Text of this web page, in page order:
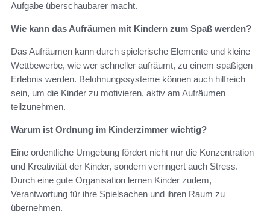
Aufgabe überschaubarer macht.
Wie kann das Aufräumen mit Kindern zum Spaß werden?
Das Aufräumen kann durch spielerische Elemente und kleine
Wettbewerbe, wie wer schneller aufräumt, zu einem spaßigen
Erlebnis werden. Belohnungssysteme können auch hilfreich
sein, um die Kinder zu motivieren, aktiv am Aufräumen
teilzunehmen.
Warum ist Ordnung im Kinderzimmer wichtig?
Eine ordentliche Umgebung fördert nicht nur die Konzentration
und Kreativität der Kinder, sondern verringert auch Stress.
Durch eine gute Organisation lernen Kinder zudem,
Verantwortung für ihre Spielsachen und ihren Raum zu
übernehmen.